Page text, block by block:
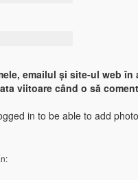
emailul și site-ul web în
viitoare când o să
in to be able to add